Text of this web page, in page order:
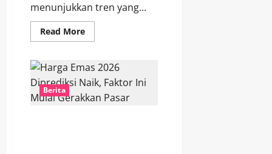
menunjukkan tren yang...
Read MoreRead
more
Harga
Emas
Terkini
Mulai
Menarik
Berita